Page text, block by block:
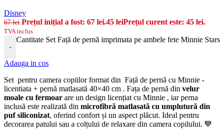
Disney
67lei Prețul inițial a fost: 67 lei.45 leiPrețul curent este: 45 lei.
TVA inclus
-
Cantitate Set Față de pernă imprimata pe ambele fete Minnie
Adauga in cos
Set pentru camera copiilor format din Față de pernă cu Minnie -
licentiata + pernă matlasată 40×40 cm . Fața de pernă din velur
moale cu fermoar are un design licențiat cu Minnie , iar perna
inclusă este realizată din microfibră matlasată cu umplutură din
puf siliconizat, oferind confort și un aspect plăcut. Ideal pentru
decorarea patului sau a colțului de relaxare din camera copilului. 💙